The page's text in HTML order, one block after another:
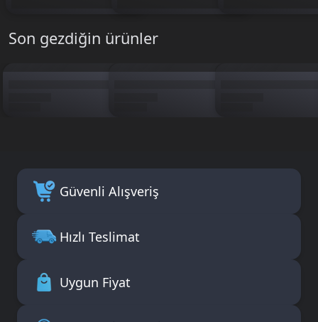
Son gezdiğin ürünler
Güvenli Alışveriş
Hızlı Teslimat
Uygun Fiyat